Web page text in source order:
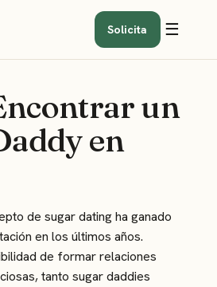
Solicita ☰
un
en
de sugar dating ha ganado
en los últimos años.
de formar relaciones
tanto sugar daddies